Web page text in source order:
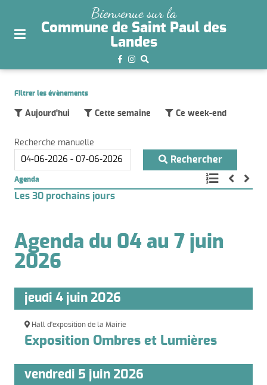
site
contenu
Bienvenue sur la
Commune de Saint Paul des
Landes
Agenda du 04 au 7 juin
2026
jeudi 4 juin 2026
Hall d'exposition de la Mairie
Exposition Ombres et Lumières
vendredi 5 juin 2026
Filtrer les évènements
Aujourd'hui Cette semaine Ce week-end
Recherche manuelle
Rechercher
Agenda
Les 30 prochains jours